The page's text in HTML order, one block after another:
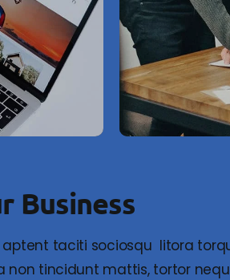
Business
taciti sociosqu litora
non tincidunt mattis, tortor